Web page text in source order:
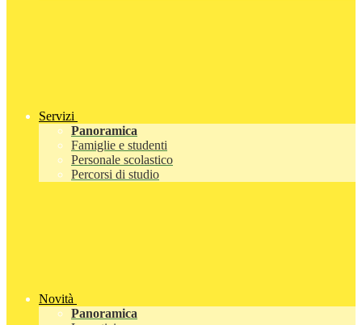
Servizi
Panoramica
Famiglie e studenti
Personale scolastico
Percorsi di studio
Novità
Panoramica